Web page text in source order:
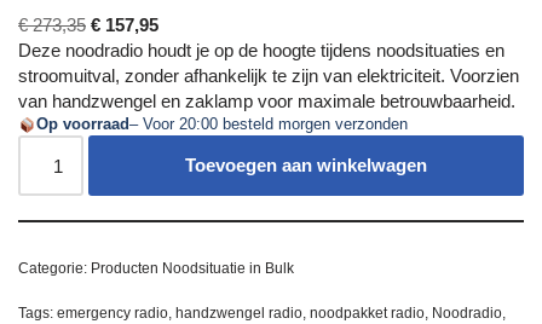
€273,35 € 157,95
Deze noodradio houdt je op de hoogte tijdens noodsituaties en
stroomuitval, zonder afhankelijk te zijn van elektriciteit. Voorzien
van handzwengel en zaklamp voor maximale betrouwbaarheid.
Op voorraad– Voor 20:00 besteld morgen verzonden
Toevoegen aan winkelwagen
Categorie: Producten Noodsituatie in Bulk
Tags: emergency radio, handzwengel radio, noodpakket radio, Noodradio,